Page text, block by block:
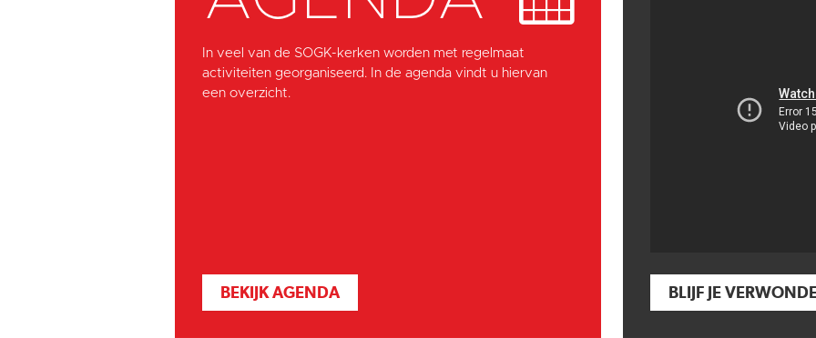
In veel van de SOGK-kerken worden met regelmaat
activiteiten georganiseerd. In de agenda vindt u hiervan
een overzicht.
BEKIJK AGENDA BLIJF JE